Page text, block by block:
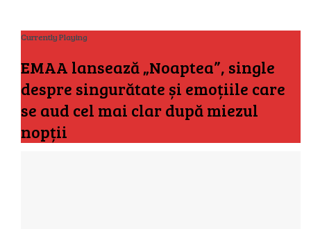
Currently Playing
EMAA lansează „Noaptea”, single
despre singurătate și emoțiile care
se aud cel mai clar după miezul
nopții